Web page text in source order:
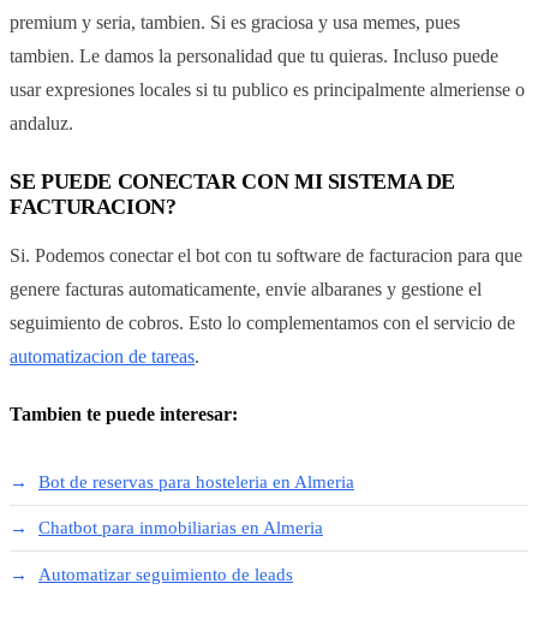
premium y seria, tambien. Si es graciosa y usa memes, pues
tambien. Le damos la personalidad que tu quieras. Incluso puede
usar expresiones locales si tu publico es principalmente almeriense o
andaluz.
SE PUEDE CONECTAR CON MI SISTEMA DE
FACTURACION?
Si. Podemos conectar el bot con tu software de facturacion para que
genere facturas automaticamente, envie albaranes y gestione el
seguimiento de cobros. Esto lo complementamos con el servicio de
automatizacion de tareas.
Tambien te puede interesar:
Bot de reservas para hosteleria en Almeria
Chatbot para inmobiliarias en Almeria
Automatizar seguimiento de leads